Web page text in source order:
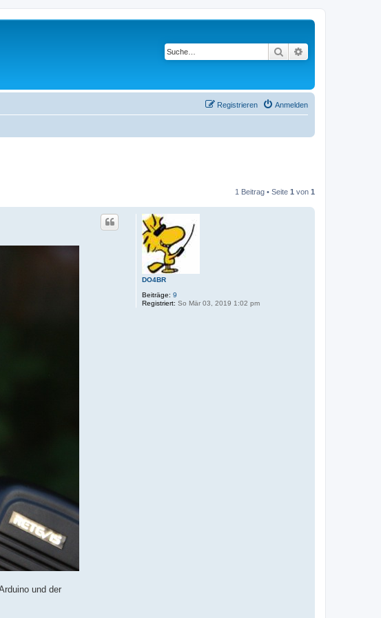
Suche
Anmelden
Registrieren
1 Beitrag • Seite 1 von 1
DO4BR
Beiträge: 9
Registriert: So Mär 03, 2019 1:02 pm
und der